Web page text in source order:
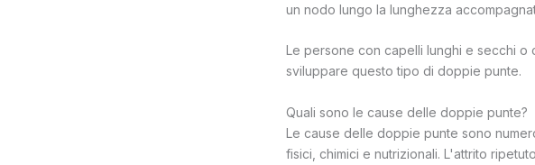
un nodo lungo la lunghezza
Le persone con capelli lunghi e secchi
sviluppare questo tipo di doppie punte.
Quali sono le cause delle doppie punte?
Le cause delle doppie punte sono
fisici, chimici e nutrizionali. L'attrito